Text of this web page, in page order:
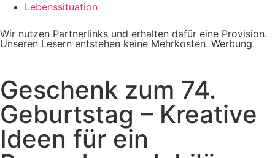
Lebenssituation
Wir nutzen Partnerlinks und erhalten dafür eine Provision.
Unseren Lesern entstehen keine Mehrkosten. Werbung.
Geschenk zum 74.
Geburtstag – Kreative
Ideen für ein